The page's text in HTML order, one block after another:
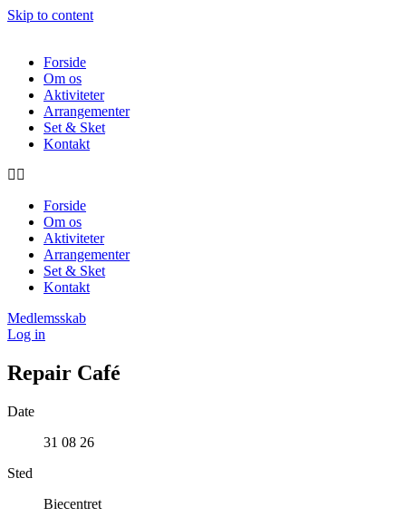
Skip to content
Forside
Om os
Aktiviteter
Arrangementer
Set & Sket
Kontakt
Forside
Om os
Aktiviteter
Arrangementer
Set & Sket
Kontakt
Medlemsskab
Log in
Repair Café
Date
31 08 26
Sted
Biecentret